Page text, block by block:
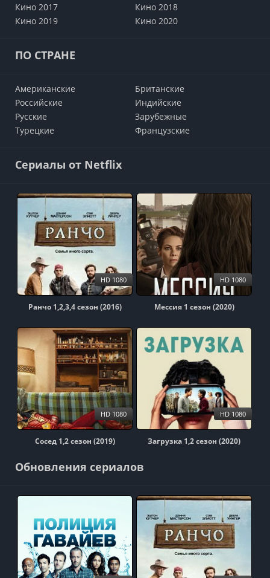
Кино 2017
Кино 2018
Кино 2019
Кино 2020
ПО СТРАНЕ
Американские
Британские
Российские
Индийские
Русские
Зарубежные
Турецкие
Французские
Сериалы от Netflix
Ранчо 1,2,3,4 сезон (2016)
HD 1080
Мессия 1 сезон (2020)
HD 1080
Сосед 1,2 сезон (2019)
HD 1080
Загрузка 1,2 сезон (2020)
HD 1080
Обновления сериалов